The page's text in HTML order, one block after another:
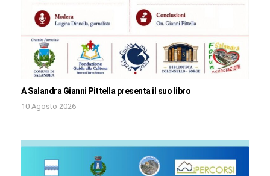
A Salandra Gianni Pittella presenta il suo libro
10 Agosto 2026